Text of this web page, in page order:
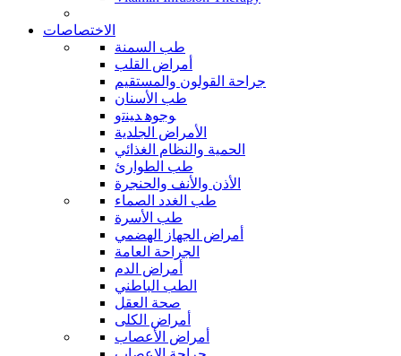
الاختصاصات
طب السمنة
أمراض القلب
جراحة القولون والمستقيم
طب الأسنان
ﻮﺟﻮﻫ ﺪﻴﻨﺗﻭ
الأمراض الجلدية
الحمية والنظام الغذائي
طب الطوارئ
الأذن والأنف والحنجرة
طب الغدد الصماء
طب الأسرة
أمراض الجهاز الهضمي
الجراحة العامة
أمراض الدم
الطب الباطني
صحة العقل
أمراض الكلى
أمراض الأعصاب